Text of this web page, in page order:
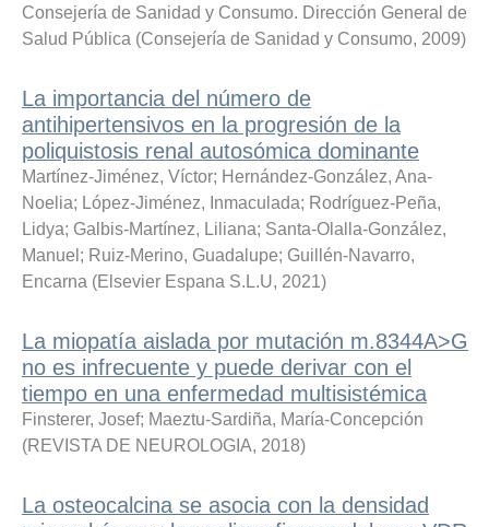
Consejería de Sanidad y Consumo. Dirección General de
Salud Pública (Consejería de Sanidad y Consumo, 2009)
La importancia del número de
antihipertensivos en la progresión de la
poliquistosis renal autosómica dominante
Martínez-Jiménez, Víctor; Hernández-González, Ana-
Noelia; López-Jiménez, Inmaculada; Rodríguez-Peña,
Lidya; Galbis-Martínez, Liliana; Santa-Olalla-González,
Manuel ; Ruiz-Merino, Guadalupe; Guillén-Navarro,
Encarna (Elsevier Espana S.L.U, 2021)
La miopatía aislada por mutación m.8344A>G
no es infrecuente y puede derivar con el
tiempo en una enfermedad multisistémica
Finsterer, Josef; Maeztu-Sardiña, María-Concepción
(REVISTA DE NEUROLOGIA, 2018)
La osteocalcina se asocia con la densidad